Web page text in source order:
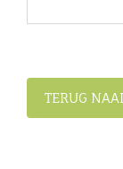
TERUG